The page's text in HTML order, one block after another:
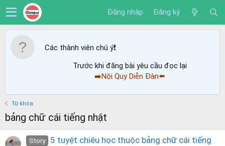
Đăng nhập Đăng ký
Các thành viên chú ý❗️
Trước khi đăng bài yêu cầu đọc lại
➡️Nội Quy Diễn Đàn⬅️
Từ khóa
bảng chữ cái tiếng nhật
Story
5 tuyệt chiêu học thuộc bảng chữ cái tiếng